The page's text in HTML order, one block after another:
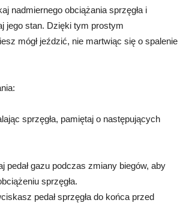
nadmiernego obciążania sprzęgła i
jego stan. Dzięki tym prostym
mógł jeździć, nie martwiąc się o spalenie
sprzęgła, pamiętaj o następujących
pedał gazu podczas zmiany biegów, aby
sprzęgła.
pedał sprzęgła do końca przed